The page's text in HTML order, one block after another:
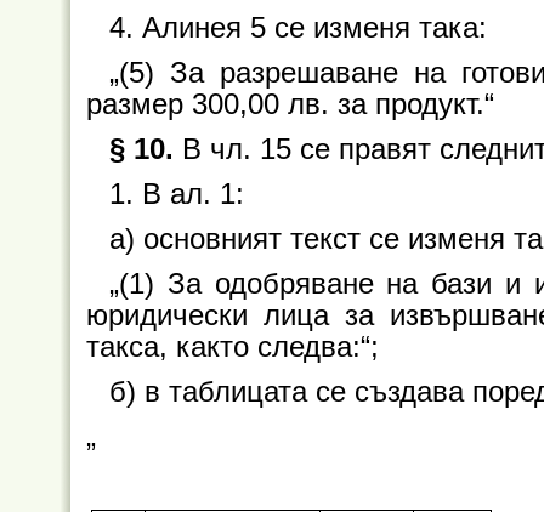
4. Алинея 5 се изменя така:
„(5) За разрешаване на
размер 300,00 лв. за продукт.“
§ 10. В чл. 15 се правят
1. В ал. 1:
а) основният текст се изменя
„(1) За одобряване на бази и
юридически лица за
такса, както следва:“;
б) в таблицата се създава
„